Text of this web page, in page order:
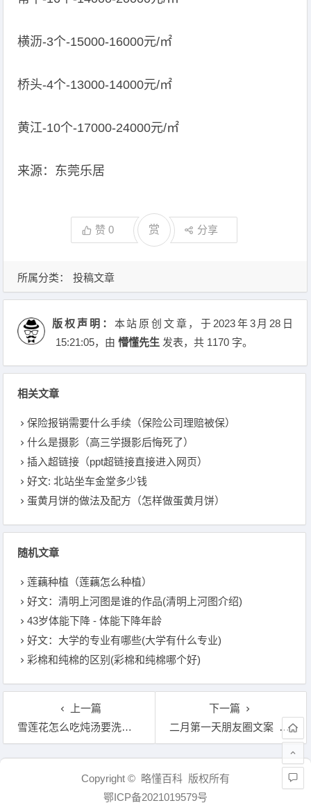
横沥-3个-15000-16000元/㎡
桥头-4个-13000-14000元/㎡
黄江-10个-17000-24000元/㎡
来源：东莞乐居
赞0 赏 分享
所属分类： 投稿文章
版权声明： 本站原创文章，于2023年3月28日
15:21:05，由懵懂先生 发表，共 1170 字。
相关文章
保险报销需要什么手续（保险公司理赔被保）
什么是摄影（高三学摄影后悔死了）
插入超链接（ppt超链接直接进入网页）
好文: 北站坐车金堂多少钱
蛋黄月饼的做法及配方（怎样做蛋黄月饼）
随机文章
莲藕种植（莲藕怎么种植）
好文：清明上河图是谁的作品(清明上河图介绍)
43岁体能下降 - 体能下降年龄
好文：大学的专业有哪些(大学有什么专业)
彩棉和纯棉的区别(彩棉和纯棉哪个好)
上一篇
雪莲花怎么吃炖汤要洗吗（天山乌鸡放入做法）
下一篇
二月第一天朋友圈文案 二月份朋友圈句子有哪些
文章导航
Copyright © 略懂百科 版权所有
鄂ICP备2021019579号